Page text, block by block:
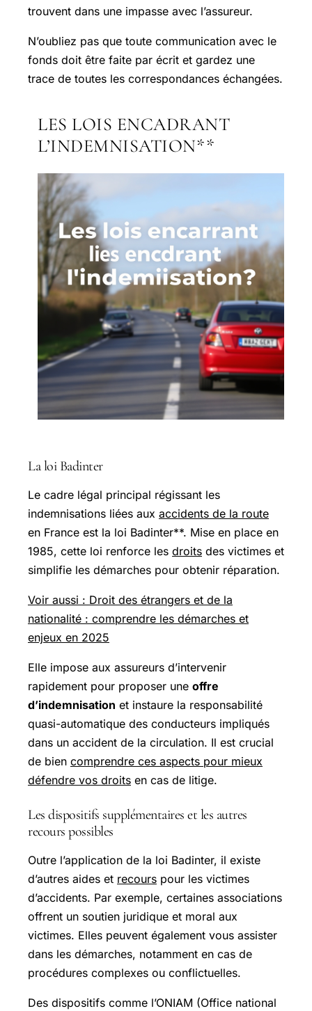
trouvent dans une impasse avec l’assureur.
N’oubliez pas que toute communication avec le
fonds doit être faite par écrit et gardez une
trace de toutes les correspondances échangées.
LES LOIS ENCADRANT
L’INDEMNISATION**
La loi Badinter
Le cadre légal principal régissant les
indemnisations liées aux accidents de la route
en France est la loi Badinter**. Mise en place en
1985, cette loi renforce les droits des victimes et
simplifie les démarches pour obtenir réparation.
Voir aussi : Droit des étrangers et de la
nationalité : comprendre les démarches et
enjeux en 2025
Elle impose aux assureurs d’intervenir
rapidement pour proposer une offre
d’indemnisation et instaure la responsabilité
quasi-automatique des conducteurs impliqués
dans un accident de la circulation. Il est crucial
de bien comprendre ces aspects pour mieux
défendre vos droits en cas de litige.
Les dispositifs supplémentaires et les autres
recours possibles
Outre l’application de la loi Badinter, il existe
d’autres aides et recours pour les victimes
d’accidents. Par exemple, certaines associations
offrent un soutien juridique et moral aux
victimes. Elles peuvent également vous assister
dans les démarches, notamment en cas de
procédures complexes ou conflictuelles.
Des dispositifs comme l’ONIAM (Office national